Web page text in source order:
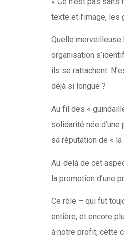
texte et l’image, les
Quelle merveilleuse
organisation
ils se rattachent.
déjà si longue ?
Au fil des «
solidarité née
sa réputation de «
Au-delà de cet
la promotion d’une
Ce rôle – qui fut
entière, et encore
à notre profit, cette